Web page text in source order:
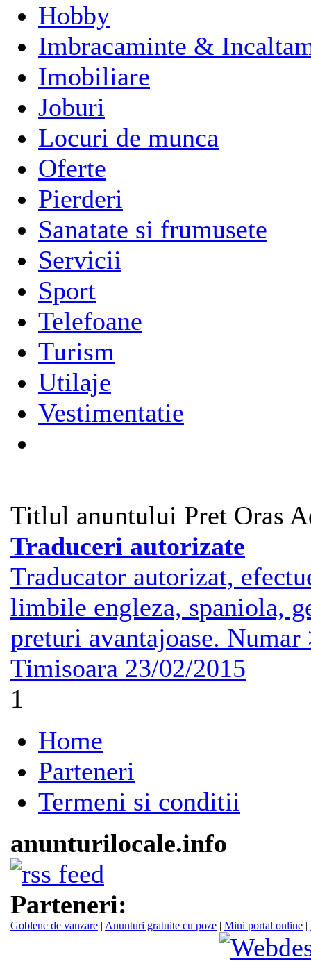
Hobby
Imbracaminte &
Imobiliare
Joburi
Locuri de munca
Oferte
Pierderi
Sanatate si frumusete
Servicii
Sport
Telefoane
Turism
Utilaje
Vestimentatie
Titlul anuntului Pret Oras
Traduceri autorizate
Traducator autorizat,
limbile engleza, spaniola,
preturi avantajoase.
Timisoara 23/02/2015
1
Home
Parteneri
Termeni si conditii
anunturilocale.info
Parteneri:
Goblene de vanzare | Anunturi gratuite cu poze | Mini portal online |